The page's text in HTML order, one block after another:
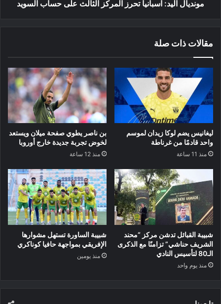
مونديال اليد: اسبانيا تحرز المركز الثالث على حساب السويد
مقالات ذات صلة
ليغانيس يضم لوكا زيدان لموسم
واحد قادمًا من غرناطة
منذ 11 ساعة
بن ناصر يطوي صفحة ميلان ويستعد
لخوض تجربة جديدة خارج أوروبا
منذ 12 ساعة
شبيبة القبائل تدشن مركز “محند
الشريف حناشي” تزامنًا مع الذكرى
الـ80 لتأسيس النادي
منذ يوم واحد
شبيبة الساورة تستهل مشوارها
الإفريقي بمواجهة حافيا كوناكري
منذ يومين